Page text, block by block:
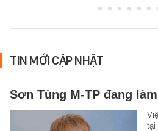
TIN MỚI CẬP NHẬT
Sơn Tùng M-TP đang
tại